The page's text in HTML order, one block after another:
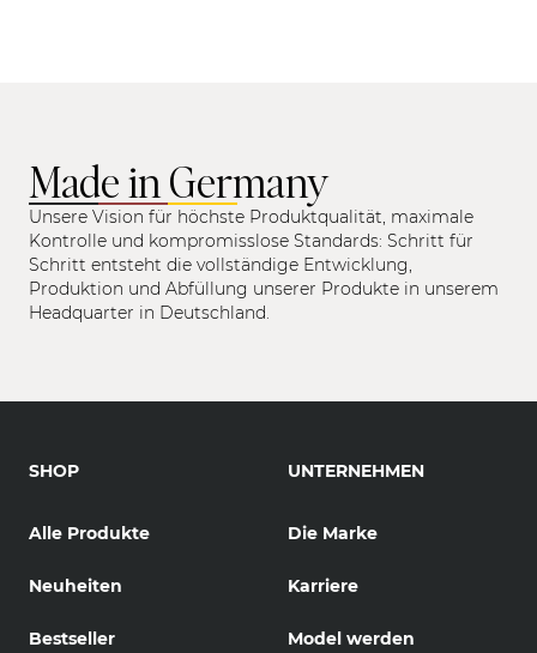
Made in Germany
Unsere Vision für höchste Produktqualität, maximale
Kontrolle und kompromisslose Standards: Schritt für
Schritt entsteht die vollständige Entwicklung,
Produktion und Abfüllung unserer Produkte in unserem
Headquarter in Deutschland.
SHOP
Alle Produkte
Neuheiten
Bestseller
UNTERNEHMEN
Die Marke
Karriere
Model werden